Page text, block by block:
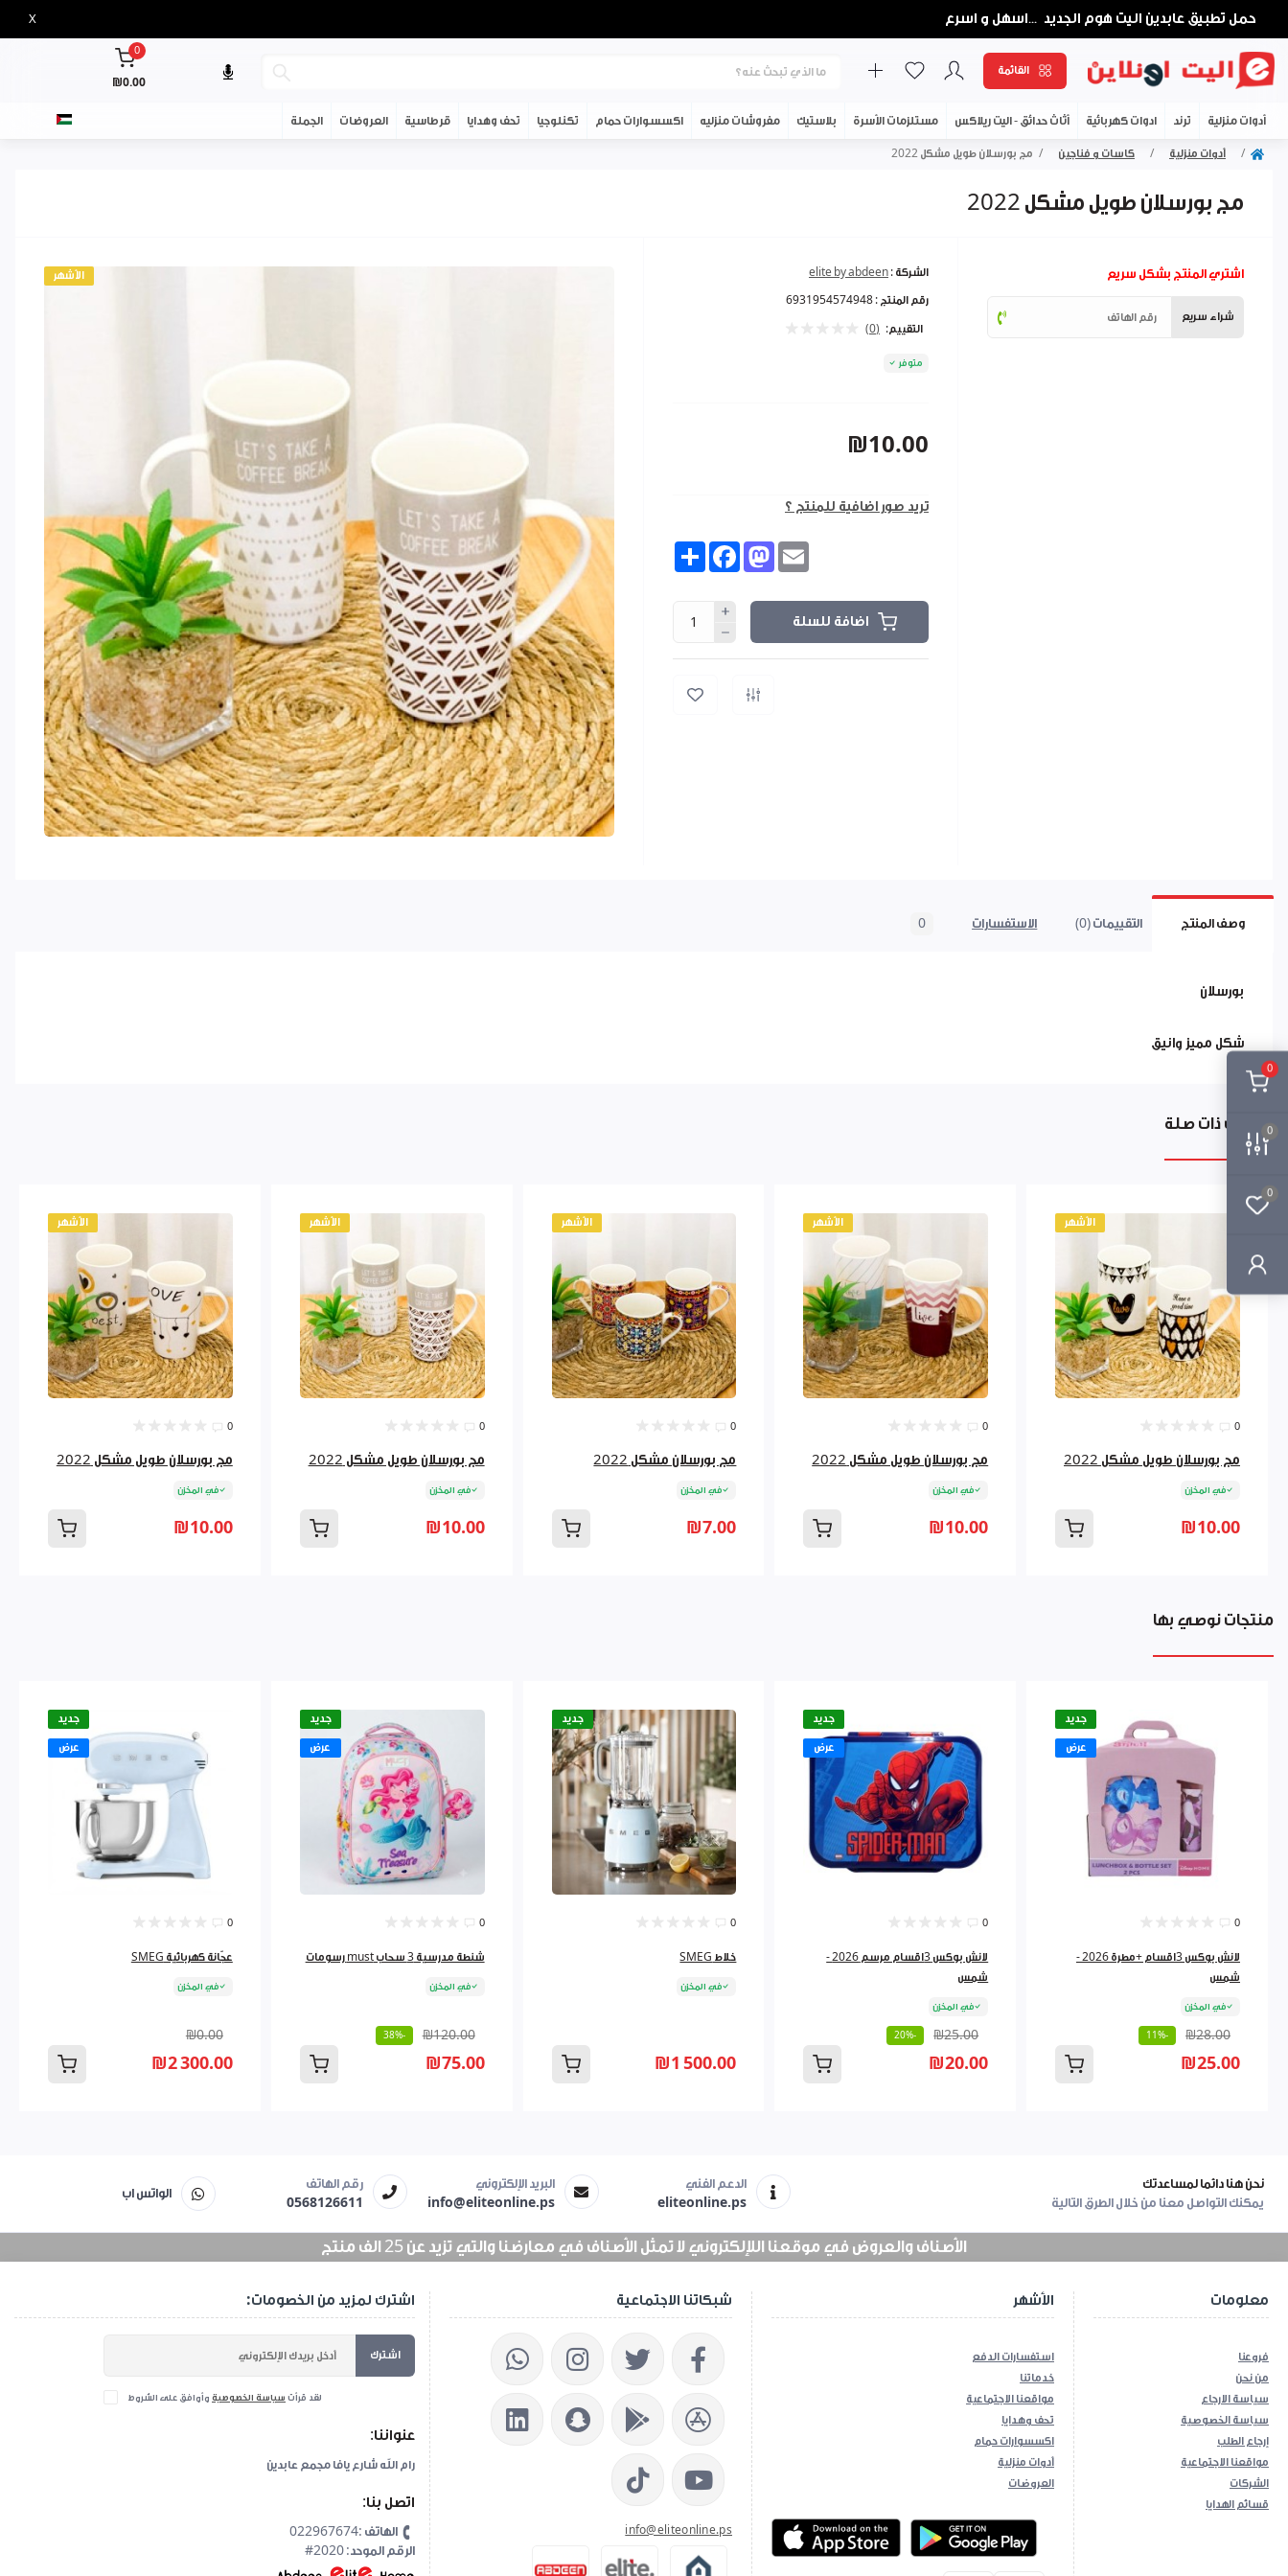
0
0
0
حمل تطبيق عابدين اليت هوم الجديد ...اسهل و اسرع X
القائمة
0
₪0.00
أدوات منزلية ترند ادوات كهربائية أثاث حدائق - اليت ريلاكس مستلزمات الأسرة بلاستيك مفروشات منزليه اكسسوارات حمام تكنلوجيا تحف وهدايا قرطاسية العروضات الجملة
أدوات منزلية كاسات و فناجين مج بورسلان طويل مشكل 2022
مج بورسلان طويل مشكل 2022
الأشهر الشركة : elite by abdeen
رقم المنتج : 6931954574948
التقييم: (0)
متوفر
₪10.00
تريد صور اضافية للمنتج ؟
Share FacebookMastodon
اضافة للسلة
اشتري المنتج بشكل سريع
شراء سريع
وصف المنتج التقييمات (0) الاستفسارات 0
بورسلان
شكل مميز وانيق
منتجات ذات صلة
الأشهر
0
مج بورسلان طويل مشكل 2022
في المخزن
₪10.00
الأشهر
0
مج بورسلان طويل مشكل 2022
في المخزن
₪10.00
الأشهر
0
مج بورسلان مشكل 2022
في المخزن
₪7.00
الأشهر
0
مج بورسلان طويل مشكل 2022
في المخزن
₪10.00
الأشهر
0
مج بورسلان طويل مشكل 2022
في المخزن
₪10.00
منتجات نوصي بها
جديد
عرض
0
لانش بوكس 3اقسام +مطرة 2026 -
شمس
في المخزن
₪28.00
-11%
₪25.00
جديد
عرض
0
لانش بوكس 3اقسام مرسم 2026 -
شمس
في المخزن
₪25.00
-20%
₪20.00
جديد
0
خلاط SMEG
في المخزن
₪1 500.00
جديد
عرض
0
شنطة مدرسية 3 سحاب must رسومات
في المخزن
₪120.00
-38%
₪75.00
جديد
عرض
0
عجّانة كهربائية SMEG
في المخزن
₪0.00
₪2 300.00
نحن هنا دائما لمساعدتك
يمكنك التواصل معنا من خلال الطرق التالية
الدعم الفني
eliteonline.ps
البريد الإلكتروني
info@eliteonline.ps
رقم الهاتف
0568126611
الواتس اب
الأصناف والعروض في موقعنا اللإلكتروني لا تمثل الأصناف في معارضنا والتي تزيد عن 25 الف منتج
اشترك لمزيد من الخصومات:
اشترك
لقد قرأت سياسة الخصوصية وأوافق على الشروط
عنواننا:
رام الله شارع يافا مجمع عابدين
اتصل بنا:
الهاتف :022967674
#2020 :الرقم الموحد
شبكاتنا الاجتماعية
info@eliteonline.ps
الأشهر
استفسارات الدفع
خدماتنا
مواقعنا الاجتماعية
تحف وهدايا
اكسسوارات حمام
أدوات منزلية
العروضات
ios App Android App
معلومات
فروعنا
من نحن
سياسة الارجاع
سياسة الخصوصية
إرجاع الطلب
مواقعنا الاجتماعية
الشركات
قسائم الهدايا